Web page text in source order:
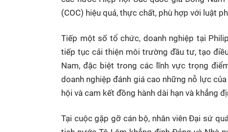
(COC) hiệu quả, thực chất, phù hợp với luật
Tiếp một số tổ chức, doanh nghiệp tại
tiếp tục cải thiện môi trường đầu tư, tạo
Nam, đặc biệt trong các lĩnh vực trọng
doanh nghiệp đánh giá cao những nỗ lực
hội và cam kết đồng hành dài hạn và khẳng
Tại cuộc gặp gỡ cán bộ, nhân viên Đại sứ